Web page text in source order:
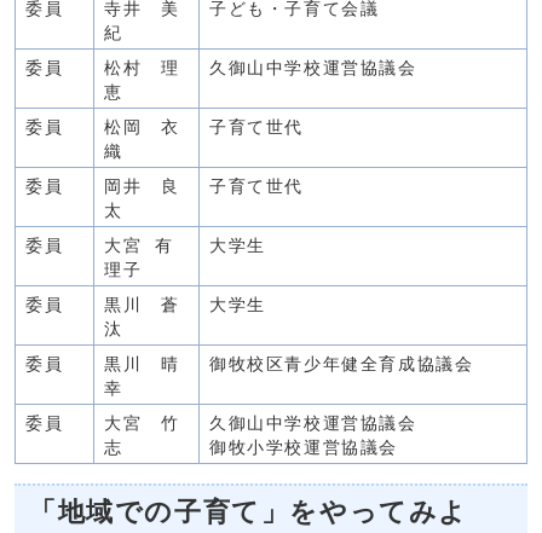
委員
寺井 美
紀
子ども・子育て会議
委員
松村 理
恵
久御山中学校運営協議会
委員
松岡 衣
織
子育て世代
委員
岡井 良
太
子育て世代
委員
大宮 有
理子
大学生
委員
黒川 蒼
汰
大学生
委員
黒川 晴
幸
御牧校区青少年健全育成協議会
委員
大宮 竹
志
久御山中学校運営協議会
御牧小学校運営協議会
「地域での子育て」をやってみよ